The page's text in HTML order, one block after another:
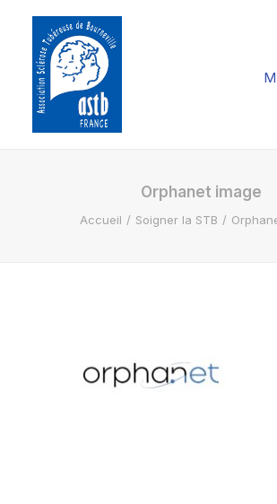
COMPRENDRE LA STB
SOIGNER LA STB
FAIRE UN DON
Orphanet image
Accueil Soigner la STB